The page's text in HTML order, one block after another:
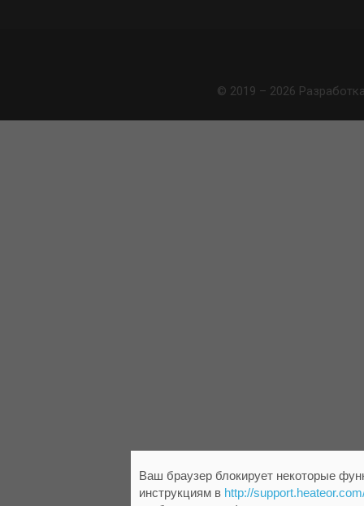
© 2019 – 2026
Ваш браузер блокирует некоторые
инструкциям в http://